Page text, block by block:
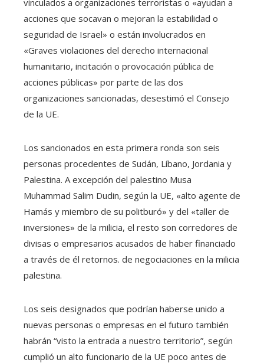
vinculados a organizaciones terroristas o «ayudan a
acciones que socavan o mejoran la estabilidad o
seguridad de Israel» o están involucrados en
«Graves violaciones del derecho internacional
humanitario, incitación o provocación pública de
acciones públicas» por parte de las dos
organizaciones sancionadas, desestimó el Consejo
de la UE.
Los sancionados en esta primera ronda son seis
personas procedentes de Sudán, Líbano, Jordania y
Palestina. A excepción del palestino Musa
Muhammad Salim Dudin, según la UE, «alto agente de
Hamás y miembro de su politburó» y del «taller de
inversiones» de la milicia, el resto son corredores de
divisas o empresarios acusados ​​de haber financiado
a través de él retornos. de negociaciones en la milicia
palestina.
Los seis designados que podrían haberse unido a
nuevas personas o empresas en el futuro también
habrán “visto la entrada a nuestro territorio”, según
cumplió un alto funcionario de la UE poco antes de